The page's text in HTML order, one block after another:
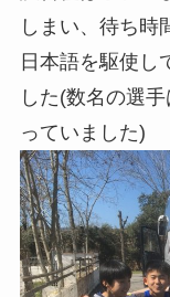
しまい、待ち時
日本語を駆使し
した(数名の選
っていました)